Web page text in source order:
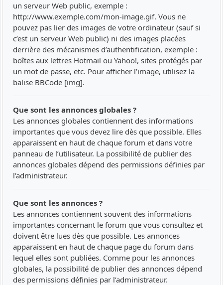
un serveur Web public, exemple :
http://www.exemple.com/mon-image.gif. Vous ne
pouvez pas lier des images de votre ordinateur (sauf si
c’est un serveur Web public) ni des images placées
derrière des mécanismes d’authentification, exemple :
boîtes aux lettres Hotmail ou Yahoo!, sites protégés par
un mot de passe, etc. Pour afficher l’image, utilisez la
balise BBCode [img].
Que sont les annonces globales ?
Les annonces globales contiennent des informations
importantes que vous devez lire dès que possible. Elles
apparaissent en haut de chaque forum et dans votre
panneau de l’utilisateur. La possibilité de publier des
annonces globales dépend des permissions définies par
l’administrateur.
Que sont les annonces ?
Les annonces contiennent souvent des informations
importantes concernant le forum que vous consultez et
doivent être lues dès que possible. Les annonces
apparaissent en haut de chaque page du forum dans
lequel elles sont publiées. Comme pour les annonces
globales, la possibilité de publier des annonces dépend
des permissions définies par l’administrateur.